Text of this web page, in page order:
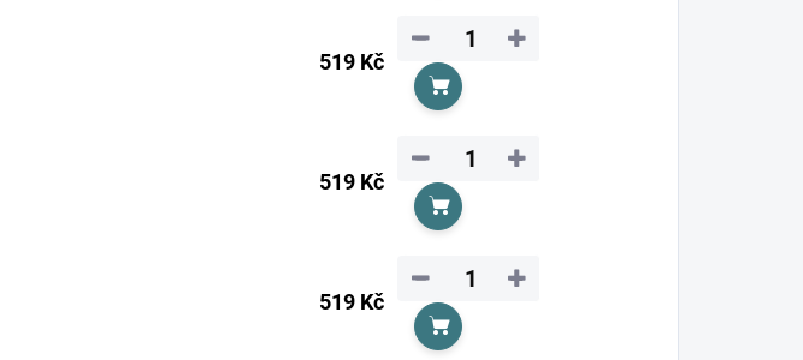
519 Kč
+
−
Do košíku
519 Kč
+
−
Do košíku
519 Kč
+
−
Do košíku